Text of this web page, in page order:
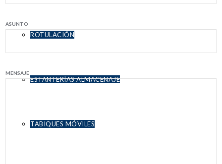
ROTULACIÓN
ESTANTERÍAS ALMACENAJE
TABIQUES MÓVILES
ASUNTO
MENSAJE